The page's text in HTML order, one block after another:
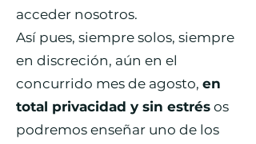
acceder nosotros.
Así pues, siempre solos, siempre
en discreción, aún en el
concurrido mes de agosto, en
total privacidad y sin estrés os
podremos enseñar uno de los